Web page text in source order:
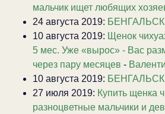
мальчик ищет любящих
24 августа 2019:
10 августа 2019: Щенок
5 мес. Уже «вырос» - Вас
через пару месяцев -
10 августа 2019:
27 июля 2019: Купить щенка
разноцветные мальчики и